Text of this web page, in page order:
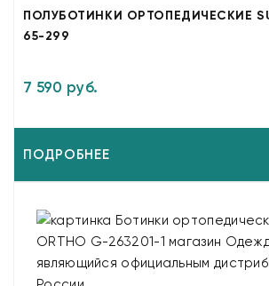
ПОЛУБОТИНКИ ОРТОПЕДИЧЕСКИЕ
65-299
7 590 руб.
ПОДРОБНЕЕ